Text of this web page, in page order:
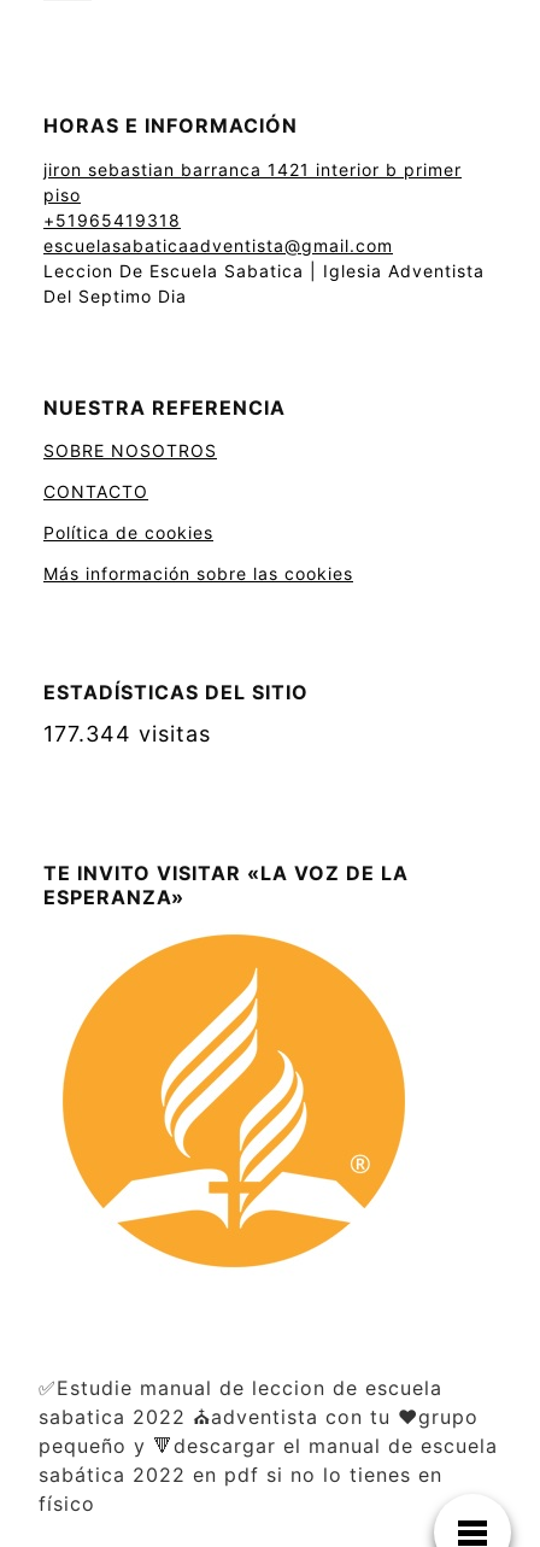
HORAS E INFORMACIÓN
jiron sebastian barranca 1421 interior b primer
piso
+51965419318
escuelasabaticaadventista@gmail.com
Leccion De Escuela Sabatica | Iglesia Adventista
Del Septimo Dia
NUESTRA REFERENCIA
SOBRE NOSOTROS
CONTACTO
Política de cookies
Más información sobre las cookies
ESTADÍSTICAS DEL SITIO
177.344 visitas
TE INVITO VISITAR «LA VOZ DE LA
ESPERANZA»
✅Estudie manual de leccion de escuela
sabatica 2022 ⛪adventista con tu ❤️grupo
pequeño y 🔻descargar el manual de escuela
sabática 2022 en pdf si no lo tienes en
físico